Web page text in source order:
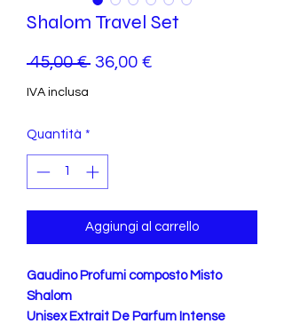
Shalom Travel Set
45,00 € Prezzo
36,00 €Prezzo
IVA inclusa
Quantità *
Aggiungi al carrello
Gaudino Profumi composto Misto
Shalom
Unisex Extrait De Parfum Intense